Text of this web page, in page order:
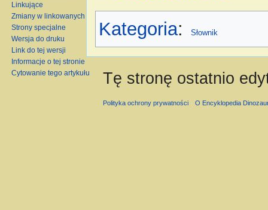
Kategoria: Słownik
Linkujące
Zmiany w linkowanych
Strony specjalne
Wersja do druku
Link do tej wersji
Informacje o tej stronie
Cytowanie tego artykułu
Tę stronę ostatnio
Polityka ochrony prywatności O Encyklopedia